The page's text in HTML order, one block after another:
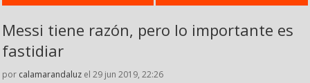
Messi tiene razón, pero lo importante es
fastidiar
por calamarandaluz el 29 jun 2019, 22:26